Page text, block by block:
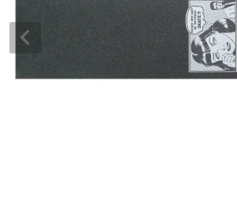
7.8inch
7.9inch
7.9inch
8.0inch
57mm
58mm
ボーンズ XF（エックスフォーミュラ）
ボーンズ STF（エスティーエフ）
ボルト
24.5cm
25cm
シューレース・その他
ショーツ
INFO
スケートパーク情報
プライバシーポリシー
特定商取引法に基づく表記